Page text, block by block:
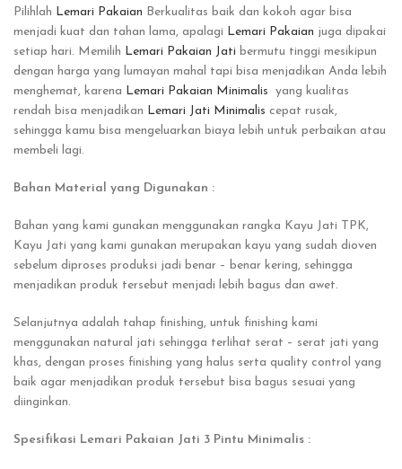
Pilihlah Lemari Pakaian Berkualitas baik dan kokoh agar bisa
menjadi kuat dan tahan lama, apalagi Lemari Pakaian juga dipakai
setiap hari. Memilih Lemari Pakaian Jati bermutu tinggi mesikipun
dengan harga yang lumayan mahal tapi bisa menjadikan Anda lebih
menghemat, karena Lemari Pakaian Minimalis yang kualitas
rendah bisa menjadikan Lemari Jati Minimalis cepat rusak,
sehingga kamu bisa mengeluarkan biaya lebih untuk perbaikan atau
membeli lagi.
Bahan Material yang Digunakan :
Bahan yang kami gunakan menggunakan rangka Kayu Jati TPK,
Kayu Jati yang kami gunakan merupakan kayu yang sudah dioven
sebelum diproses produksi jadi benar – benar kering, sehingga
menjadikan produk tersebut menjadi lebih bagus dan awet.
Selanjutnya adalah tahap finishing, untuk finishing kami
menggunakan natural jati sehingga terlihat serat – serat jati yang
khas, dengan proses finishing yang halus serta quality control yang
baik agar menjadikan produk tersebut bisa bagus sesuai yang
diinginkan.
Spesifikasi Lemari Pakaian Jati 3 Pintu Minimalis :